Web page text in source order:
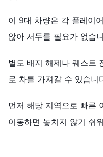
이 9대 차량은 각 플레이
않아 서두를 필요가 없습
별도 배지 해제나 퀘스트
로 차를 가져갈 수 있습니
먼저 해당 지역으로 빠른
이동하면 놓치지 않기 쉬